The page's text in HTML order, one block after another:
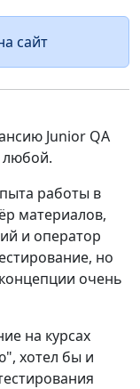
сайт
Junior QA
любой.
работы в
материалов,
и оператор
но
очень
на курсах
хотел бы и